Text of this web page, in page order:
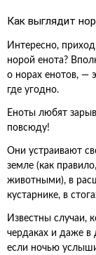
Как выглядит
Интересно,
норой енота?
о норах енотов, —
где угодно.
Еноты любят
повсюду!
Они устраивают
земле (как
животными), в
кустарнике, в
Известны случаи,
чердаках и даже в
если ночью